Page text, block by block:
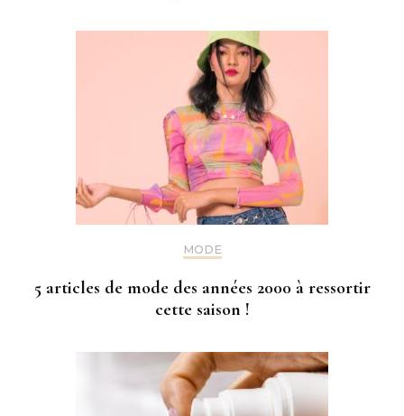
MODE
5 articles de mode des années 2000 à ressortir
cette saison !